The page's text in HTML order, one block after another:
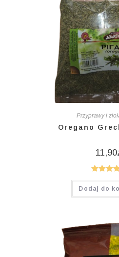
Przyprawy i
Oregano
11,90
5.00na
Dodaj do